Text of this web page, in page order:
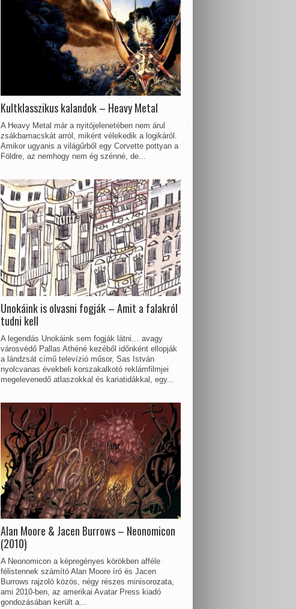
Kultklasszikus kalandok – Heavy Metal
A Heavy Metal már a nyitójelenetében nem árul
zsákbamacskát arról, miként vélekedik a logikáról.
Amikor ugyanis a világűrből egy Corvette pottyan a
Földre, az nemhogy nem ég szénné, de...
Unokáink is olvasni fogják – Amit a falakról
tudni kell
A legendás Unokáink sem fogják látni… avagy
városvédő Pallas Athéné kezéből időnként ellopják
a lándzsát című televízió műsor, Sas István
nyolcvanas évekbeli korszakalkotó reklámfilmjei
megelevenedő atlaszokkal és kariatidákkal, egy...
Alan Moore & Jacen Burrows – Neonomicon
(2010)
A Neonomicon a képregényes körökben afféle
félistennek számító Alan Moore író és Jacen
Burrows rajzoló közös, négy részes minisorozata,
ami 2010-ben, az amerikai Avatar Press kiadó
gondozásában került a...